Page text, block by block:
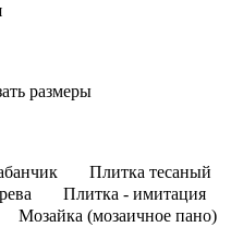
размеры
Плитка тесаный
Плитка - имитация
Мозайка (мозаичное пано)